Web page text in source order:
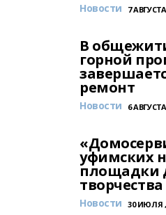
Новости 7 АВГУСТА
В
горной
ремонт
Новости 6 АВГУСТА
уфимских
площадки
творчества
Новости 30 ИЮЛЯ ,